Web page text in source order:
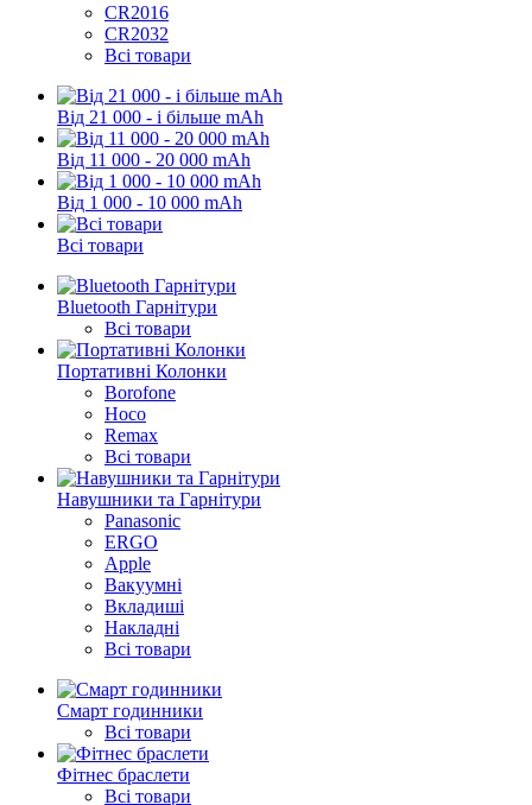
CR2016
CR2032
Всі товари
Від 21 000 - і більше mAh
Від 11 000 - 20 000 mAh
Від 1 000 - 10 000 mAh
Всі товари
Bluetooth Гарнітури
Всі товари
Портативні Колонки
Borofone
Hoco
Remax
Всі товари
Навушники та Гарнітури
Panasonic
ERGO
Apple
Вакуумні
Вкладиші
Накладні
Всі товари
Смарт годинники
Всі товари
Фітнес браслети
Всі товари